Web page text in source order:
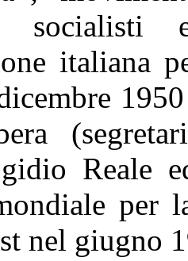
italiana
Reale
per
nel giugno